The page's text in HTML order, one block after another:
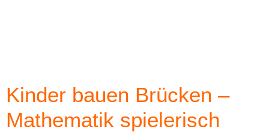
Kinder bauen Brücken –
Mathematik spielerisch